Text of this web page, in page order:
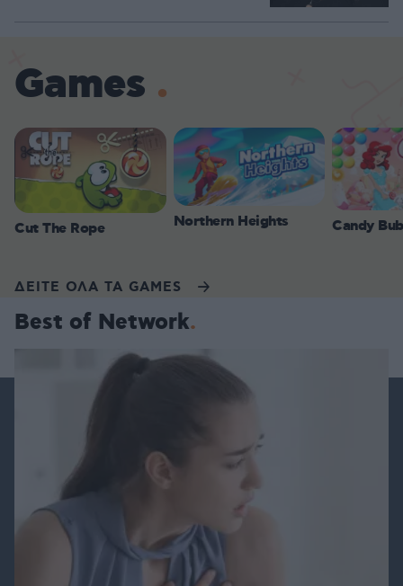
Games
Cut The Rope Northern Heights Candy
ΔΕΙΤΕ ΟΛΑ ΤΑ GAMES
Best of Network